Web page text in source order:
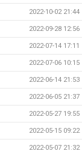
2022-10-02 21:44
2022-09-28 12:56
2022-07-14 17:11
2022-07-06 10:15
2022-06-14 21:53
2022-06-05 21:37
2022-05-27 19:55
2022-05-15 09:22
2022-05-07 21:32